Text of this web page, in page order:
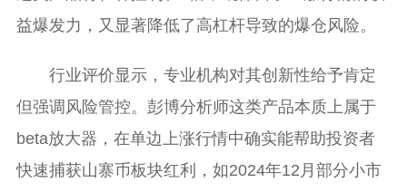
益爆发力，又显著降低了高杠杆导致的爆仓风险。
行业评价显示，专业机构对其创新性给予肯定
但强调风险管控。彭博分析师这类产品本质上属于
beta放大器，在单边上涨行情中确实能帮助投资者
快速捕获山寨币板块红利，如2024年12月部分小市